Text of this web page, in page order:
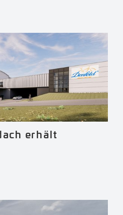
erhält